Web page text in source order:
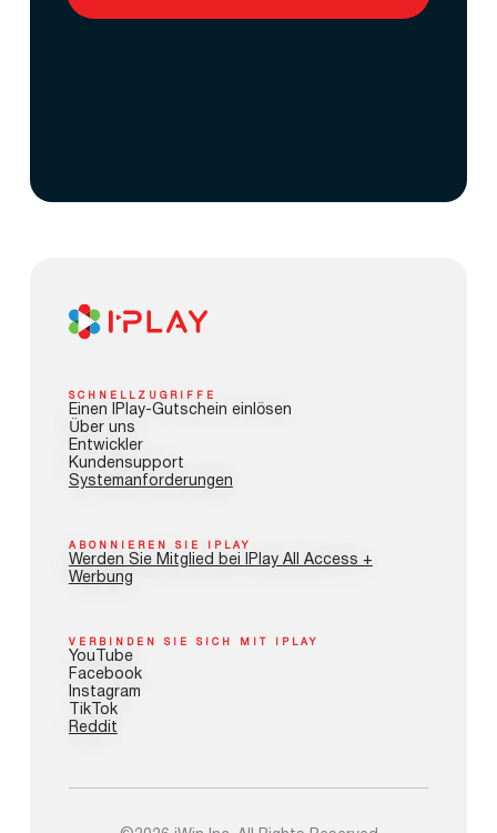
SCHNELLZUGRIFFE
Einen IPlay-Gutschein einlösen
Über uns
Entwickler
Kundensupport
Systemanforderungen
ABONNIEREN SIE IPLAY
Werden Sie Mitglied bei IPlay All Access +
Werbung
VERBINDEN SIE SICH MIT IPLAY
YouTube
Facebook
Instagram
TikTok
Reddit